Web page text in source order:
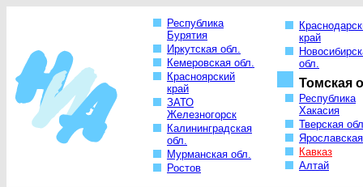
Республика
Бурятия
Иркутская обл.
Кемеровская обл.
Красноярский
край
ЗАТО
Железногорск
Калининградская
обл.
Мурманская обл.
Ростов
край
обл.
Томская
Республика
Хакасия
Тверская
Кавказ
Алтай